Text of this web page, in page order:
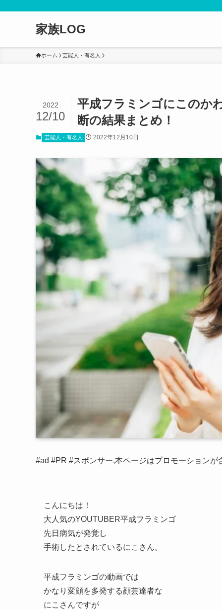
家族LOG
ホーム 芸能人・有名人
平成フラミンゴにこのか
断の結果まとめ！
2022
12/10
芸能人・有名人 2022年12月10日
#ad #PR #スポンサー,本ページはプロモーションが
こんにちは！
大人気のYOUTUBER平成フラミンゴ
先日病気が発覚し
手術したとされているにこさん。
平成フラミンゴの動画では
かなり変顔を多発する顔芸達者な
にこさんですが